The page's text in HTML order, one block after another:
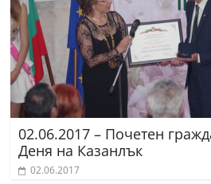
02.06.2017 – Почетен
Деня на Казанлък
02.06.2017